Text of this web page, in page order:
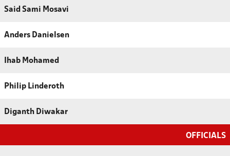
Said Sami Mosavi
Anders Danielsen
Ihab Mohamed
Philip Linderoth
Diganth Diwakar
OFFICIALS